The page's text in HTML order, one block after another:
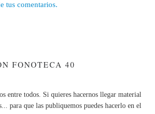
tus comentarios.
FONOTECA 40
entre todos. Si quieres hacernos llegar material
para que las publiquemos puedes hacerlo en el